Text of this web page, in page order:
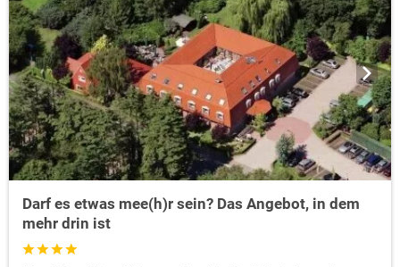
Darf es etwas mee(h)r sein? Das Angebot, in dem
mehr drin ist